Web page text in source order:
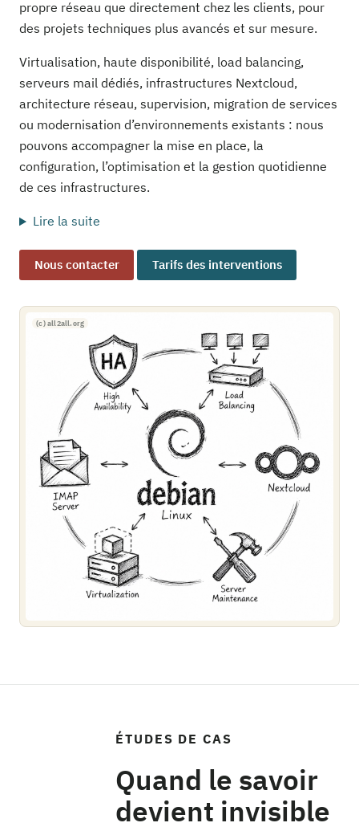
propre réseau que directement chez les clients, pour
des projets techniques plus avancés et sur mesure.
Virtualisation, haute disponibilité, load balancing,
serveurs mail dédiés, infrastructures Nextcloud,
architecture réseau, supervision, migration de services
ou modernisation d’environnements existants : nous
pouvons accompagner la mise en place, la
configuration, l’optimisation et la gestion quotidienne
de ces infrastructures.
Lire la suite
Nous contacter Tarifs des interventions
ÉTUDES DE CAS
Quand le savoir
devient invisible